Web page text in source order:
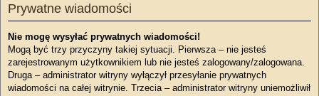
Prywatne wiadomości
Nie mogę wysyłać prywatnych wiadomości!
Mogą być trzy przyczyny takiej sytuacji. Pierwsza – nie jesteś
zarejestrowanym użytkownikiem lub nie jesteś zalogowany/zalogowana.
Druga – administrator witryny wyłączył przesyłanie prywatnych
wiadomości na całej witrynie. Trzecia – administrator witryny uniemożliwił